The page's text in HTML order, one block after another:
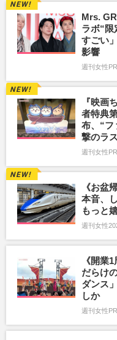
Mrs.
ラボ“限
すごい
影響
週刊女性
『映画
者特典
布、“フ
撃のラ
週刊女性
《お盆
本音、
もっと
週刊女性
《開業
だらけ
ダンス
しか
週刊女性